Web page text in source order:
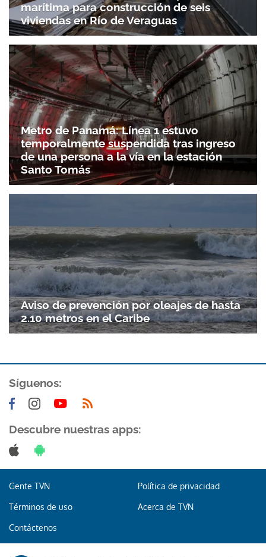
Gracias por suscribirte a nuestro boletín.
ACEPTAR
marítima para construcción de seis
viviendas en Río de Veraguas
Metro de Panamá: Línea 1 estuvo
temporalmente suspendida tras ingreso
de una persona a la vía en la estación
Santo Tomás
Aviso de prevención por oleajes de hasta
2.10 metros en el Caribe
Síguenos:
Descubre nuestras apps:
Gente TVN Política de privacidad
Términos de uso Acerca de TVN
Contáctenos